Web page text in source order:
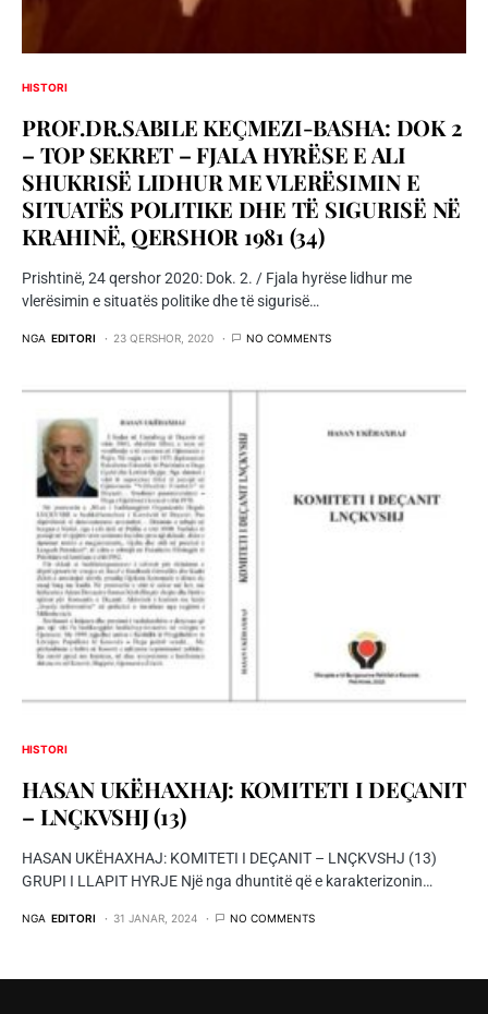
HISTORI
PROF.DR.SABILE KEÇMEZI-BASHA: DOK 2
– TOP SEKRET – FJALA HYRËSE E ALI
SHUKRISË LIDHUR ME VLERËSIMIN E
SITUATËS POLITIKE DHE TË SIGURISË NË
KRAHINË, QERSHOR 1981 (34)
Prishtinë, 24 qershor 2020: Dok. 2. / Fjala hyrëse lidhur me
vlerësimin e situatës politike dhe të sigurisë…
NGA EDITORI 23 QERSHOR, 2020 NO COMMENTS
HISTORI
HASAN UKËHAXHAJ: KOMITETI I DEÇANIT
– LNÇKVSHJ (13)
HASAN UKËHAXHAJ: KOMITETI I DEÇANIT – LNÇKVSHJ (13)
GRUPI I LLAPIT HYRJE Një nga dhuntitë që e karakterizonin…
NGA EDITORI 31 JANAR, 2024 NO COMMENTS